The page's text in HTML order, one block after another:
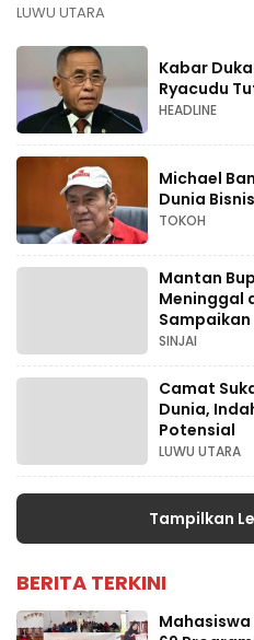
LUWU UTARA
Kabar
Ryacudu
HEADLINE
Michael
Dunia
TOKOH
Mantan
Meninggal
SINJAI
Camat
Dunia,
Potensial
LUWU UTARA
Tampilkan
BERITA TERKINI
Mahasiswa